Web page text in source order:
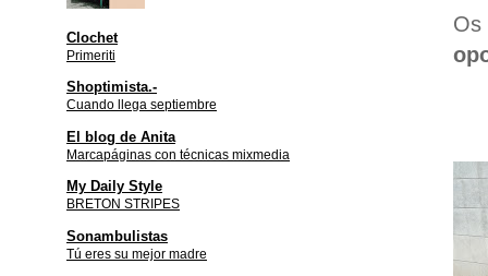
Os
Clochet
Primeriti
Shoptimista.-
Cuando llega septiembre
El blog de Anita
Marcapáginas con técnicas mixmedia
My Daily Style
BRETON STRIPES
Sonambulistas
Tú eres su mejor madre